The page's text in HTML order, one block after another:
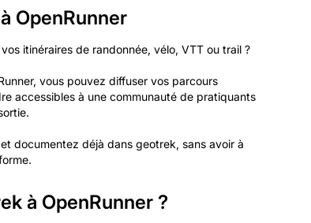
OpenRunner
itinéraires de randonnée, vélo, VTT ou trail ?
vous pouvez diffuser vos parcours
accessibles à une communauté de pratiquants
documentez déjà dans geotrek, sans avoir à
à OpenRunner ?